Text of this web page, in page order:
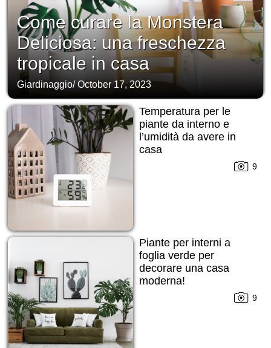
Come curare la Monstera
Deliciosa: una freschezza
tropicale in casa
Giardinaggio/October 17, 2023
Temperatura per le
piante da interno e
l’umidità da avere in
casa
9
Piante per interni a
foglia verde per
decorare una casa
moderna!
9